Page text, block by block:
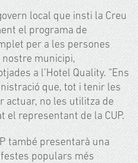
local que insti la Creu
el programa de
per a les persones
municipi,
a l’Hotel Quality. “Ens
que, tot i tenir les
actuar, no les utilitza de
el representant de la CUP.
també presentarà una
populars més